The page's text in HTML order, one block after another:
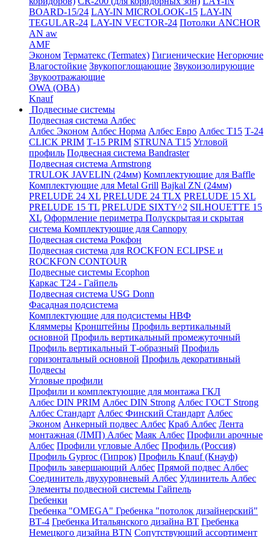
BOARD-15/24 LAY-IN MICROLOOK-15 LAY-IN
TEGULAR-24 LAY-IN VECTOR-24 Потолки ANCHOR
AN aw
AMF
Эконом Терматекс (Termatex) Гигиенические Негорючие
Влагостойкие Звукопоглощающие Звукоизолирующие
Звукоотражающие
OWA (ОВА)
Knauf
Подвесные системы
Подвесная система Албес
Албес Эконом Албес Норма Албес Евро Албес T15 Т-24
CLICK PRIM Т-15 PRIM STRUNA Т15 Угловой
профиль Подвесная система Bandraster
Подвесная система Armstrong
TRULOK JAVELIN (24мм) Комплектующие для Baffle
Комплектующие для Metal Grill Bajkal ZN (24мм)
PRELUDE 24 XL PRELUDE 24 TLX PRELUDE 15 XL
PRELUDE 15 TL PRELUDE SIXTY^2 SILHOUETTE 15
XL Оформление периметра Полускрытая и скрытая
система Комплектующие для Cannopy
Подвесная система Рокфон
Подвесная система для ROCKFON ECLIPSE и
ROCKFON CONTOUR
Подвесные системы Ecophon
Каркас Т24 - Гайпель
Подвесная система USG Donn
Фасадная подсистема
Комплектующие для подсистемы НВФ
Кляммеры Кронштейны Профиль вертикальный
основной Профиль вертикальный промежуточный
Профиль вертикальный Т-образный Профиль
горизонтальный основной Профиль декоративный
Подвесы
Угловые профили
Профили и комплектующие для монтажа ГКЛ
Албес DIN PRIM Албес DIN Strong Албес ГОСТ Strong
Албес Стандарт Албес Финский Стандарт Албес
Эконом Анкерный подвес Албес Краб Албес Лента
монтажная (ЛМП) Албес Маяк Албес Профили арочные
Албес Профили угловые Албес Профиль (Россия)
Профиль Gyproc (Гипрок) Профиль Knauf (Кнауф)
Профиль завершающий Албес Прямой подвес Албес
Соединитель двухуровневый Албес Удлинитель Албес
Элементы подвесной системы Гайпель
Гребенки
Гребенка "OMEGA" Гребенка "потолок дизайнерский"
ВТ-4 Гребенка Итальянского дизайна BT Гребенка
Немецкого дизайна ВТN Сопутствующий ассортимент